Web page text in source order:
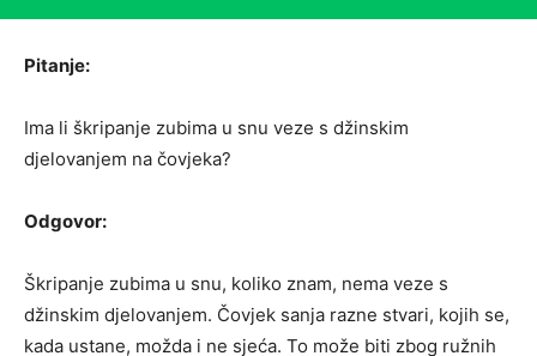
Pitanje:
Ima li škripanje zubima u snu veze s džinskim
djelovanjem na čovjeka?
Odgovor:
Škripanje zubima u snu, koliko znam, nema veze s
džinskim djelovanjem. Čovjek sanja razne stvari, kojih se,
kada ustane, možda i ne sjeća. To može biti zbog ružnih